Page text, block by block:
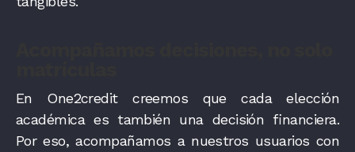
En One2credit creemos que cada elección
académica es también una decisión financiera.
Por eso, acompañamos a nuestros usuarios con